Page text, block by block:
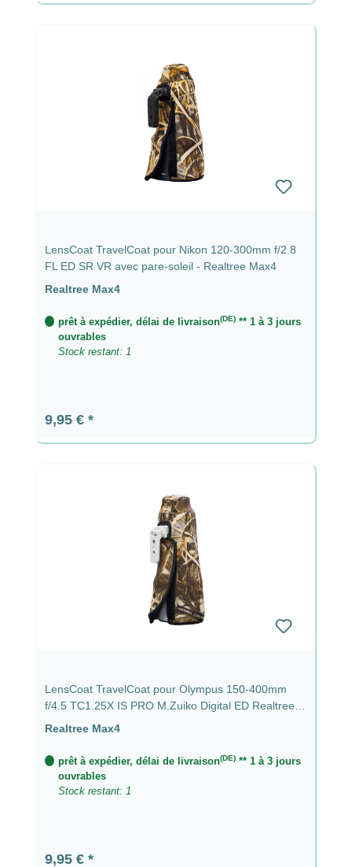
LensCoat TravelCoat pour Nikon 120-300mm f/2.8
FL ED SR VR avec pare-soleil - Realtree Max4
Realtree Max4
prêt à expédier, délai de livraison(DE)** 1 à 3 jours
ouvrables
Stock restant: 1
Prix régulier :
9,95 €
LensCoat TravelCoat pour Olympus 150-400mm
f/4.5 TC1.25X IS PRO M.Zuiko Digital ED Realtree
Max4
Realtree Max4
prêt à expédier, délai de livraison(DE)** 1 à 3 jours
ouvrables
Stock restant: 1
Prix régulier :
9,95 €